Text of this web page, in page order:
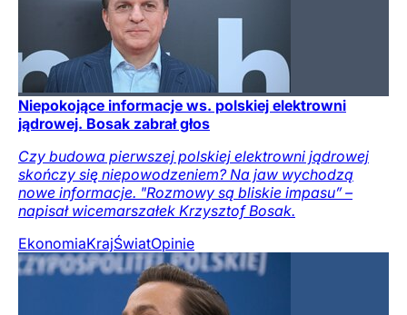
Niepokojące informacje ws. polskiej elektrowni
jądrowej. Bosak zabrał głos
Czy budowa pierwszej polskiej elektrowni jądrowej
skończy się niepowodzeniem? Na jaw wychodzą
nowe informacje. "Rozmowy są bliskie impasu” –
napisał wicemarszałek Krzysztof Bosak.
EkonomiaKrajŚwiatOpinie